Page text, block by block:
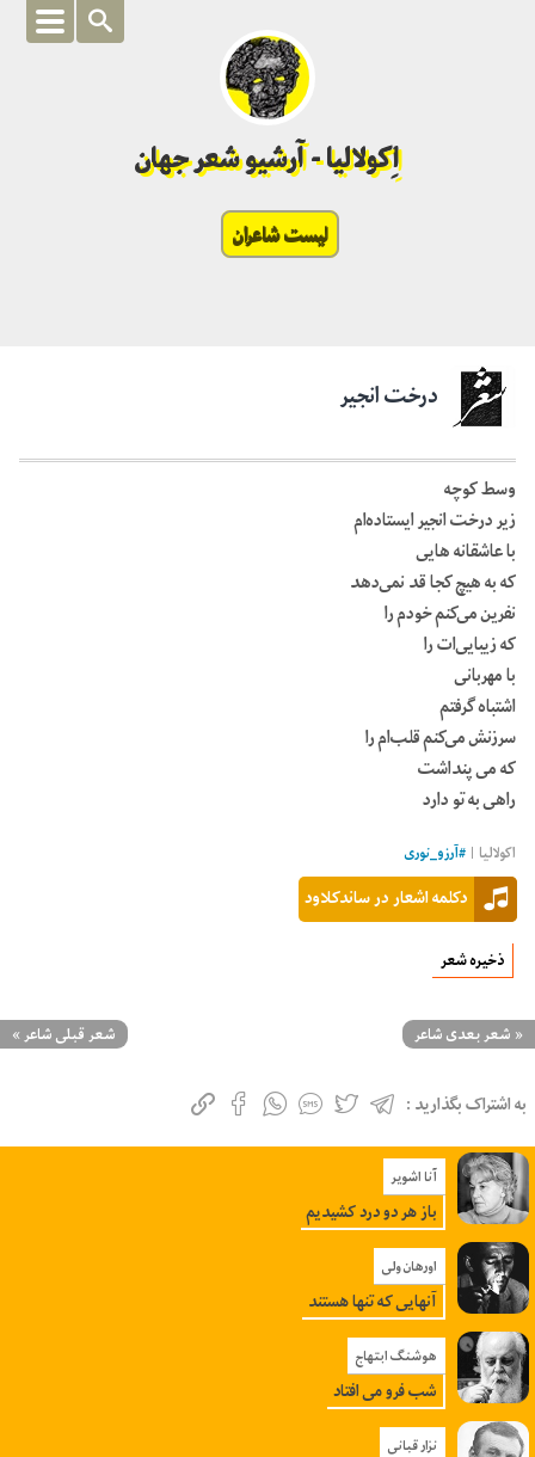
اِکولالیا - آرشیو شعر جهان
لیست شاعران
درخت انجیر
وسط کوچه
زیر درخت انجیر ایستاده‌ام
با عاشقانه هایی
که به هیچ کجا قد نمی‌دهد
نفرین می‌کنم خودم را
که زیبایی‌ات را
با مهربانی
اشتباه گرفتم
سرزنش می‌کنم قلب‌ام را
که می‌ پنداشت
راهی به تو دارد
اکولالیا | #آرزو_نوری
دکلمه اشعار در ساندکلاود
ذخیره شعر
« شعر بعدی شاعر شعر قبلی شاعر»
به اشتراک بگذارید :
آنا اشویر
باز هر دو درد کشیدیم
اورهان ولی
آنهایی که تنها هستند
هوشنگ ابتهاج
شب فرو می افتاد
نزار قبانی